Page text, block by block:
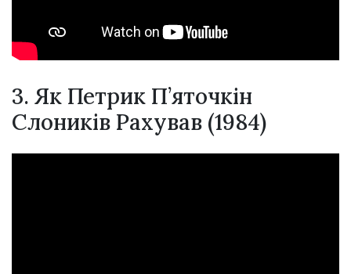
3. Як Петрик П’яточкін
Слоників Рахував (1984)